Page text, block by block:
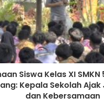
Siswa Kelas XI
Kepala Sekolah
dan Kebersamaan